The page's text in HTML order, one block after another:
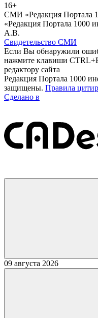
16+
СМИ «Редакция Портала
«Редакция Портала 1000
А.В.
Свидетельство СМИ
Если Вы обнаружили
нажмите клавиши
редактору сайта
Редакция Портала 1000
защищены. Правила
Сделано в
09 августа 2026